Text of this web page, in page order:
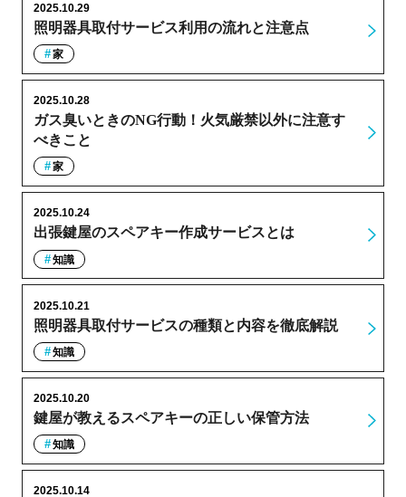
照明器具取付サービス利用の流れと注意点
2025.10.29
家
ガス臭いときのNG行動！火気厳禁以外に注意す
べきこと
2025.10.28
家
出張鍵屋のスペアキー作成サービスとは
2025.10.24
知識
照明器具取付サービスの種類と内容を徹底解説
2025.10.21
知識
鍵屋が教えるスペアキーの正しい保管方法
2025.10.20
知識
2025.10.14